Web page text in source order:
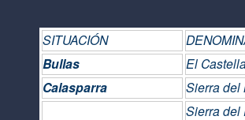
SITUACIÓN
Bullas El
Calasparra
Sierra del
Sierra del